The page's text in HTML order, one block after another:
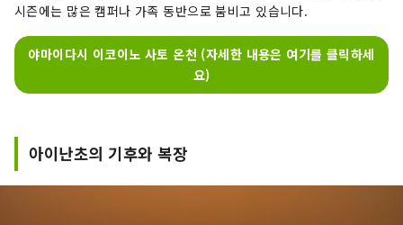
시즌에는 많은 캠퍼나 가족 동반으로 붐비고 있습니다.
야마이다시 이코이노 사토 온천 (자세한 내용은 여기를 클릭하세
요)
아이난초의 기후와 복장